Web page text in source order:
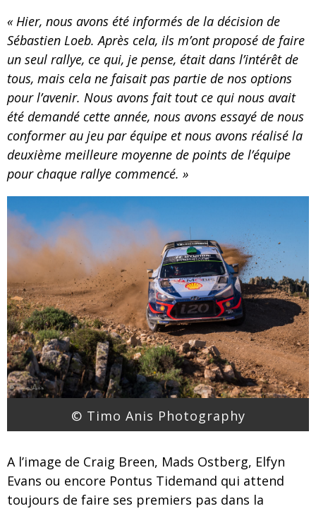
« Hier, nous avons été informés de la décision de
Sébastien Loeb. Après cela, ils m’ont proposé de faire
un seul rallye, ce qui, je pense, était dans l’intérêt de
tous, mais cela ne faisait pas partie de nos options
pour l’avenir. Nous avons fait tout ce qui nous avait
été demandé cette année, nous avons essayé de nous
conformer au jeu par équipe et nous avons réalisé la
deuxième meilleure moyenne de points de l’équipe
pour chaque rallye commencé. »
© Timo Anis Photography
A l’image de Craig Breen, Mads Ostberg, Elfyn
Evans ou encore Pontus Tidemand qui attend
toujours de faire ses premiers pas dans la